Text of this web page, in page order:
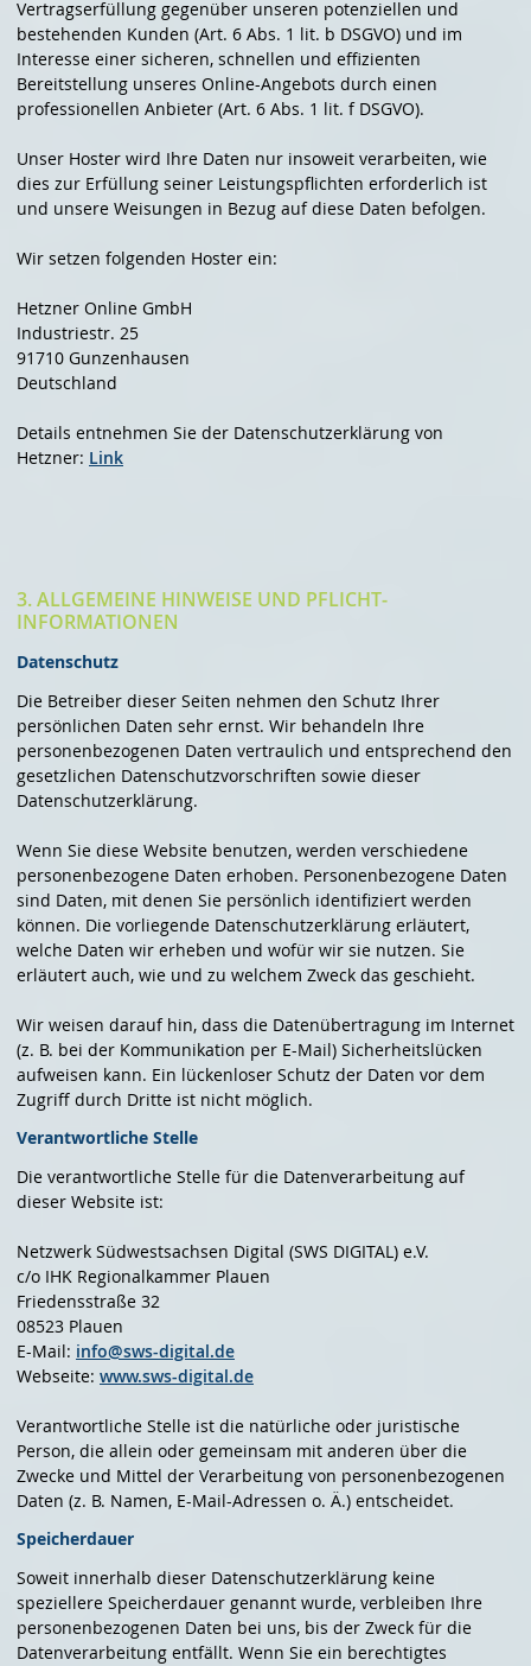
Vertragserfüllung gegenüber unseren potenziellen und
bestehenden Kunden (Art. 6 Abs. 1 lit. b DSGVO) und im
Interesse einer sicheren, schnellen und effizienten
Bereitstellung unseres Online-Angebots durch einen
professionellen Anbieter (Art. 6 Abs. 1 lit. f DSGVO).
Unser Hoster wird Ihre Daten nur insoweit verarbeiten, wie
dies zur Erfüllung seiner Leistungspflichten erforderlich ist
und unsere Weisungen in Bezug auf diese Daten befolgen.
Wir setzen folgenden Hoster ein:
Hetzner Online GmbH
Industriestr. 25
91710 Gunzenhausen
Deutschland
Details entnehmen Sie der Datenschutzerklärung von
Hetzner: Link
3. ALLGEMEINE HINWEISE UND PFLICHT­
INFORMATIONEN
Datenschutz
Die Betreiber dieser Seiten nehmen den Schutz Ihrer
persönlichen Daten sehr ernst. Wir behandeln Ihre
personenbezogenen Daten vertraulich und entsprechend den
gesetzlichen Datenschutzvorschriften sowie dieser
Datenschutzerklärung.
Wenn Sie diese Website benutzen, werden verschiedene
personenbezogene Daten erhoben. Personenbezogene Daten
sind Daten, mit denen Sie persönlich identifiziert werden
können. Die vorliegende Datenschutzerklärung erläutert,
welche Daten wir erheben und wofür wir sie nutzen. Sie
erläutert auch, wie und zu welchem Zweck das geschieht.
Wir weisen darauf hin, dass die Datenübertragung im Internet
(z. B. bei der Kommunikation per E-Mail) Sicherheitslücken
aufweisen kann. Ein lückenloser Schutz der Daten vor dem
Zugriff durch Dritte ist nicht möglich.
Verantwortliche Stelle
Die verantwortliche Stelle für die Datenverarbeitung auf
dieser Website ist:
Netzwerk Südwestsachsen Digital (SWS DIGITAL) e.V.
c/o IHK Regionalkammer Plauen
Friedensstraße 32
08523 Plauen
E-Mail: info@sws-digital.de
Webseite: www.sws-digital.de
Verantwortliche Stelle ist die natürliche oder juristische
Person, die allein oder gemeinsam mit anderen über die
Zwecke und Mittel der Verarbeitung von personenbezogenen
Daten (z. B. Namen, E-Mail-Adressen o. Ä.) entscheidet.
Speicherdauer
Soweit innerhalb dieser Datenschutzerklärung keine
speziellere Speicherdauer genannt wurde, verbleiben Ihre
personenbezogenen Daten bei uns, bis der Zweck für die
Datenverarbeitung entfällt. Wenn Sie ein berechtigtes